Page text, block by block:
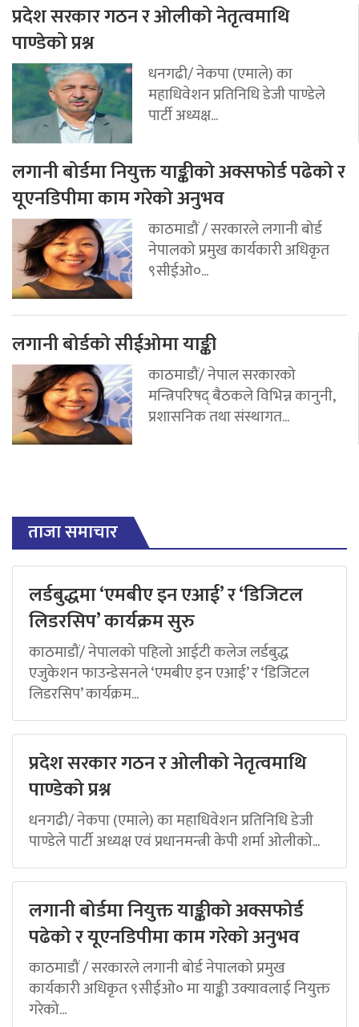
प्रदेश सरकार गठन र ओलीको नेतृत्वमाथि
पाण्डेको प्रश्न
धनगढी/ नेकपा (एमाले) का
महाधिवेशन प्रतिनिधि डेजी पाण्डेले
पार्टी अध्यक्ष...
लगानी बोर्डमा नियुक्त याङ्कीको अक्सफोर्ड पढेको र
यूएनडिपीमा काम गरेको अनुभव
काठमाडौं / सरकारले लगानी बोर्ड
नेपालको प्रमुख कार्यकारी अधिकृत
९सीईओ०...
लगानी बोर्डको सीईओमा याङ्की
काठमाडौं/ नेपाल सरकारको
मन्त्रिपरिषद् बैठकले विभिन्न कानुनी,
प्रशासनिक तथा संस्थागत...
ताजा समाचार
लर्डबुद्धमा ‘एमबीए इन एआई’ र ‘डिजिटल
लिडरसिप’ कार्यक्रम सुरु
काठमाडौं/ नेपालको पहिलो आईटी कलेज लर्डबुद्ध
एजुकेशन फाउन्डेसनले ‘एमबीए इन एआई’ र ‘डिजिटल
लिडरसिप’ कार्यक्रम...
प्रदेश सरकार गठन र ओलीको नेतृत्वमाथि
पाण्डेको प्रश्न
धनगढी/ नेकपा (एमाले) का महाधिवेशन प्रतिनिधि डेजी
पाण्डेले पार्टी अध्यक्ष एवं प्रधानमन्त्री केपी शर्मा ओलीको...
लगानी बोर्डमा नियुक्त याङ्कीको अक्सफोर्ड
पढेको र यूएनडिपीमा काम गरेको अनुभव
काठमाडौं / सरकारले लगानी बोर्ड नेपालको प्रमुख
कार्यकारी अधिकृत ९सीईओ० मा याङ्की उक्यावलाई नियुक्त
गरेको...